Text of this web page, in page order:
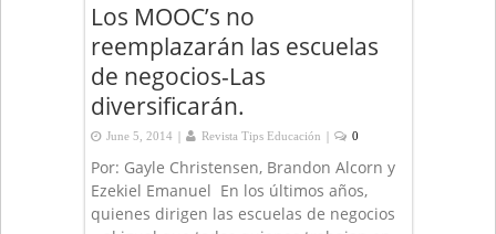
Los MOOC’s no
reemplazarán las escuelas
de negocios-Las
diversificarán.
June 5, 2014 | Revista Tips Educación | 0
Por: Gayle Christensen, Brandon Alcorn y
Ezekiel Emanuel En los últimos años,
quienes dirigen las escuelas de negocios